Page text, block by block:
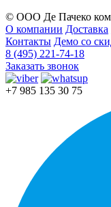
© ООО Де Пачеко
О компании Доставка
Контакты Демо со
8 (495) 221-74-18
Заказать звонок
+7 985 135 30 75